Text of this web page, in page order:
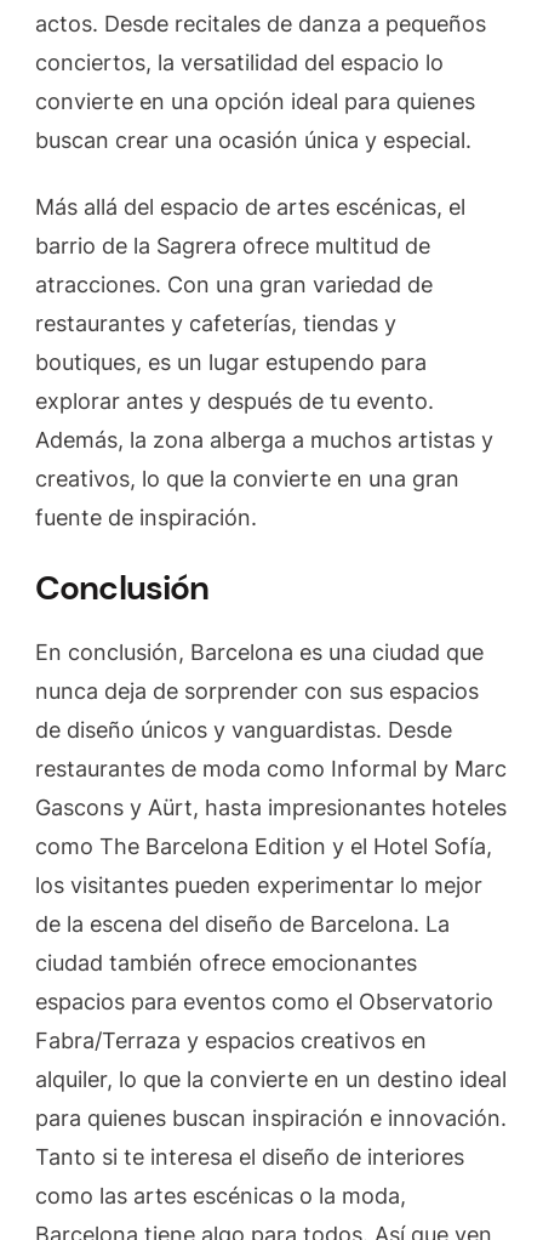
actos. Desde recitales de danza a pequeños
conciertos, la versatilidad del espacio lo
convierte en una opción ideal para quienes
buscan crear una ocasión única y especial.
Más allá del espacio de artes escénicas, el
barrio de la Sagrera ofrece multitud de
atracciones. Con una gran variedad de
restaurantes y cafeterías, tiendas y
boutiques, es un lugar estupendo para
explorar antes y después de tu evento.
Además, la zona alberga a muchos artistas y
creativos, lo que la convierte en una gran
fuente de inspiración.
Conclusión
En conclusión, Barcelona es una ciudad que
nunca deja de sorprender con sus espacios
de diseño únicos y vanguardistas. Desde
restaurantes de moda como Informal by Marc
Gascons y Aürt, hasta impresionantes hoteles
como The Barcelona Edition y el Hotel Sofía,
los visitantes pueden experimentar lo mejor
de la escena del diseño de Barcelona. La
ciudad también ofrece emocionantes
espacios para eventos como el Observatorio
Fabra/Terraza y espacios creativos en
alquiler, lo que la convierte en un destino ideal
para quienes buscan inspiración e innovación.
Tanto si te interesa el diseño de interiores
como las artes escénicas o la moda,